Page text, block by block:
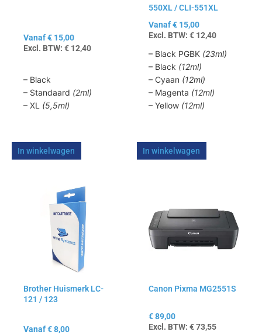
Vanaf€ 15,00
Excl. BTW: € 12,40
– Black
– Standaard (2ml)
– XL (5,5ml)
In winkelwagen
productpagina
550XL / CLI-551XL
Vanaf€ 15,00
Excl. BTW: € 12,40
– Black PGBK (23ml)
– Black (12ml)
– Cyaan (12ml)
– Magenta (12ml)
– Yellow (12ml)
In winkelwagen
worden
productpagina
Brother Huismerk LC-
121 / 123
Vanaf€8,00
gekozen
worden
Canon Pixma MG2551S
€89,00
Excl. BTW: €73,55